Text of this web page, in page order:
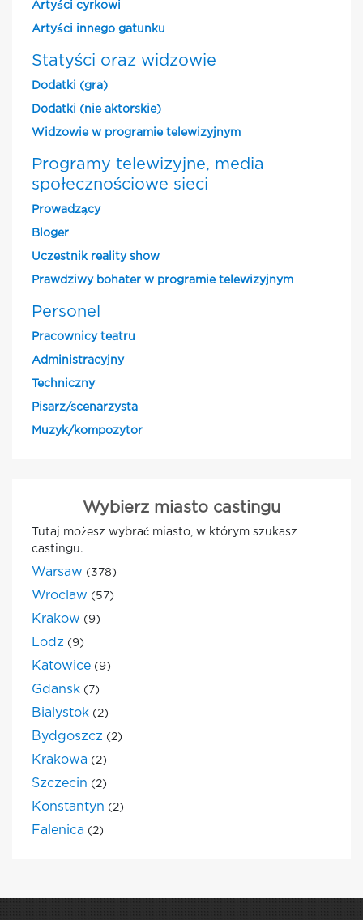
Artyści cyrkowi
Artyści innego gatunku
Statyści oraz widzowie
Dodatki (gra)
Dodatki (nie aktorskie)
Widzowie w programie telewizyjnym
Programy telewizyjne, media
społecznościowe sieci
Prowadzący
Bloger
Uczestnik reality show
Prawdziwy bohater w programie telewizyjnym
Personel
Pracownicy teatru
Administracyjny
Techniczny
Pisarz/scenarzysta
Muzyk/kompozytor
Wybierz miasto castingu
Tutaj możesz wybrać miasto, w którym szukasz
castingu.
Warsaw (378)
Wroclaw (57)
Krakow (9)
Lodz (9)
Katowice (9)
Gdansk (7)
Bialystok (2)
Bydgoszcz (2)
Krakowa (2)
Szczecin (2)
Konstantyn (2)
Falenica (2)